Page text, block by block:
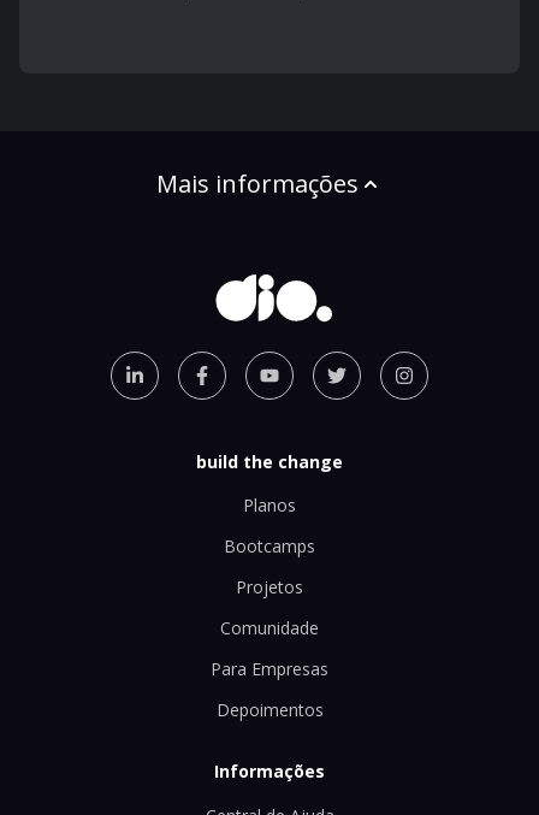
Mais informações
build the change
Planos
Bootcamps
Projetos
Comunidade
Para Empresas
Depoimentos
Informações